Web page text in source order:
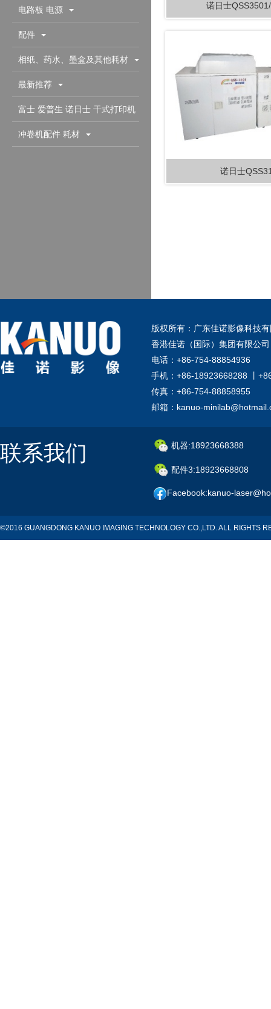
电路板 电源
配件
相纸、药水、墨盒及其他耗材
最新推荐
富士 爱普生 诺日士 干式打印机
配件耗材
冲卷机配件 耗材
诺日士
诺日士
版权所有：广东佳诺影像科技
香港佳诺（国际）集团有限公
电话：+86-754-88854936
手机：+86-18923668288 丨
传真：+86-754-88858955
邮箱：kanuo-
联系我们 机器:18923668388
配件3:18923668808
Facebook:kanuo-
©2016 GUANGDONG KANUO IMAGING TECHNOLOGY CO.,LTD. ALL RIGHTS